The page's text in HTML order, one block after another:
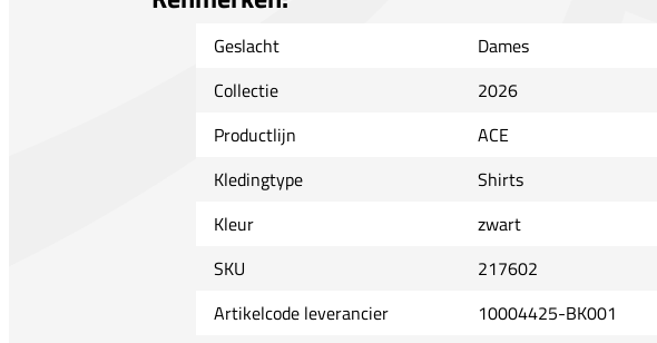
Geslacht
Dames
Collectie
2026
Productlijn
ACE
Kledingtype
Shirts
Kleur
zwart
SKU
217602
Artikelcode leverancier
10004425-BK001